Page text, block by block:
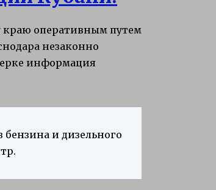
краю оперативным путем
незаконно
информация
и дизельного